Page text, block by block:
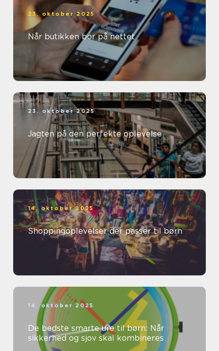
23. oktober 2025
Når butikken bor på nettet
23. oktober 2025
Jagten på den perfekte oplevelse
14. oktober 2025
Shoppingoplevelser der passer til børn
14. oktober 2025
De bedste smarte ure til børn: Når
sikkerhed og sjov skal kombineres